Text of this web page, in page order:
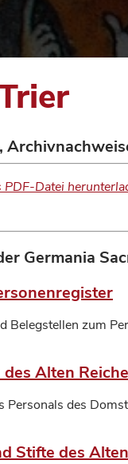
PDF-Datei
Germania
Belegstellen zum
Alten
Personals des
Stifte des